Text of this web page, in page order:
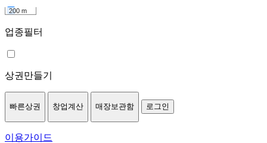
200 m
업종필터
상권만들기
빠른상권 창업계산 매장보관함 로그인
이용가이드